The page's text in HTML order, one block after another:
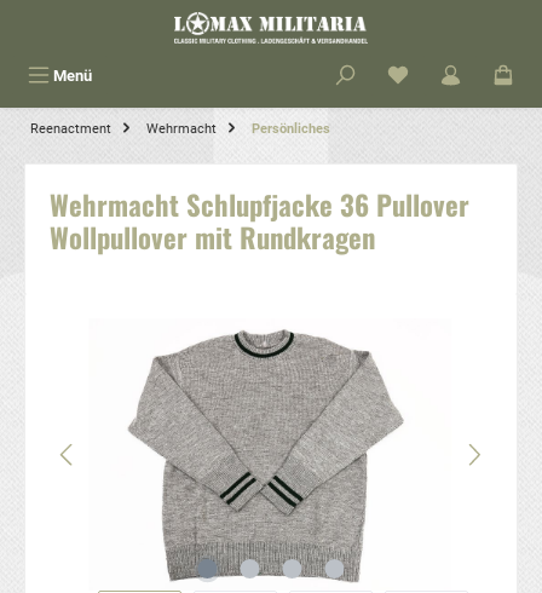
Menü
Reenactment Wehrmacht Persönliches
Wehrmacht Schlupfjacke 36 Pullover
Wollpullover mit Rundkragen